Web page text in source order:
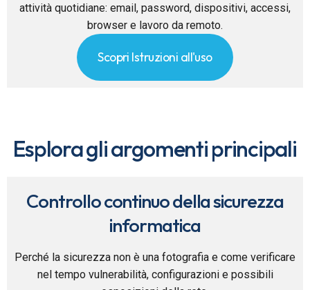
attività quotidiane: email, password, dispositivi, accessi,
browser e lavoro da remoto.
Scopri Istruzioni all'uso
Esplora gli argomenti principali
Controllo continuo della sicurezza
informatica
Perché la sicurezza non è una fotografia e come verificare
nel tempo vulnerabilità, configurazioni e possibili